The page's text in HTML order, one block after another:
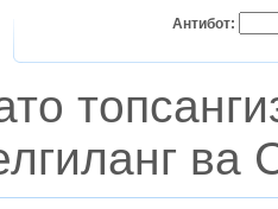
Антибот:
ва